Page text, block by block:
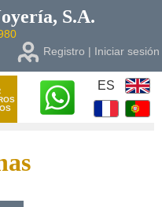
S.A.
Registro | Iniciar sesión
ES